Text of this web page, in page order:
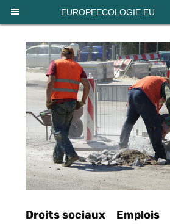
EUROPEECOLOGIE.EU
Droits sociaux Emplois